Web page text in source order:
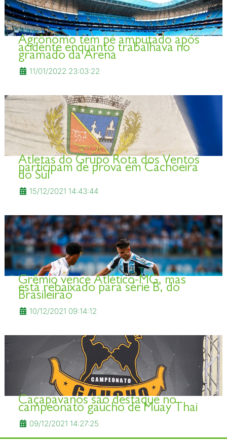
Agrônomo tem pé amputado após
acidente enquanto trabalhava no
gramado da Arena
11/01/2022 23:03:22
Atletas do Grupo Rota dos Ventos
participam de prova em Cachoeira
do Sul
15/12/2021 14:43:44
Grêmio vence Atlético-MG, mas
está rebaixado para série B, do
Brasileirão
10/12/2021 09:14:12
Caçapavanos são destaque no
campeonato gaúcho de Muay Thai
09/12/2021 14:27:25